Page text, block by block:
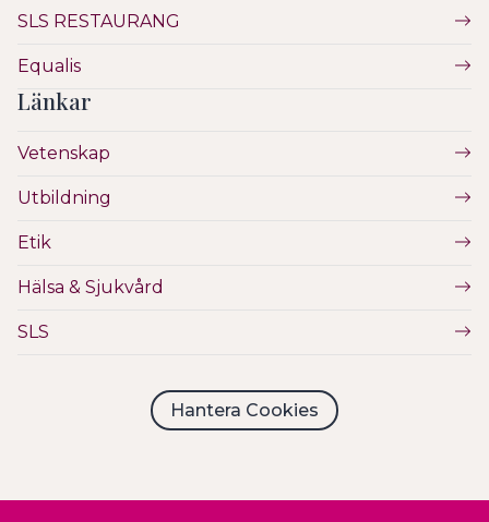
SLS RESTAURANG
Equalis
Länkar
Vetenskap
Utbildning
Etik
Hälsa & Sjukvård
SLS
Hantera Cookies